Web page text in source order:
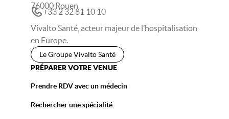
76000 Rouen
+33 2 32 81 10 10
Vivalto Santé, acteur majeur de l’hospitalisation
en Europe.
Le Groupe Vivalto Santé
PRÉPARER VOTRE VENUE
Prendre RDV avec un médecin
Rechercher une spécialité